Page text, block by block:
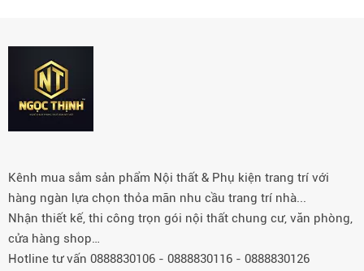
Kênh mua sắm sản phẩm Nội thất & Phụ kiện trang trí với
hàng ngàn lựa chọn thỏa mãn nhu cầu trang trí nhà...
Nhận thiết kế, thi công trọn gói nội thất chung cư, văn phòng,
cửa hàng shop…
Hotline tư vấn 0888830106 - 0888830116 - 0888830126